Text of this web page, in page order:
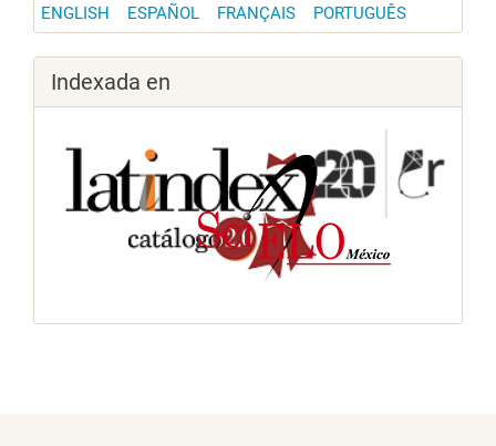
ENGLISH ESPAÑOL FRANÇAIS PORTUGUÊS
Indexada en